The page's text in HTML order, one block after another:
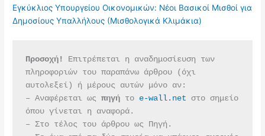
Εγκύκλιος Υπουργείου Οικονομικών: Νέοι Βασικοί Μισθοί για
Δημοσίους Υπαλλήλους (Μισθολογικά Κλιμάκια)
Προσοχή!
Επιτρέπεται η αναδημοσίευση των
πληροφοριών του παραπάνω άρθρου (όχι
αυτολεξεί) ή μέρους αυτών μόνο αν:
– Αναφέρεται ως πηγή το e-wall.net στο σημείο
όπου γίνεται η αναφορά.
– Στο τέλος του άρθρου ως Πηγή.